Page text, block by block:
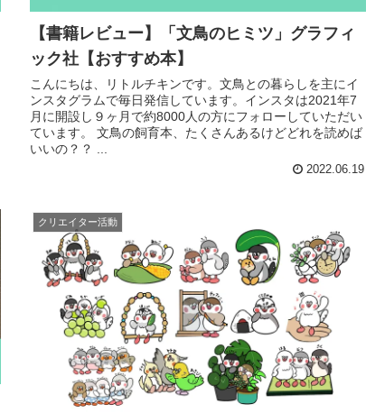
【書籍レビュー】「文鳥のヒミツ」グラフィ
ック社【おすすめ本】
こんにちは、リトルチキンです。文鳥との暮らしを主にイ
ンスタグラムで毎日発信しています。インスタは2021年7
月に開設し９ヶ月で約8000人の方にフォローしていただい
ています。 文鳥の飼育本、たくさんあるけどどれを読めば
いいの？？ ...
2022.06.19
クリエイター活動